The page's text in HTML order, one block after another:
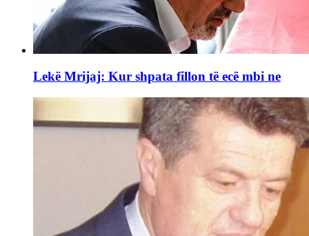
Lekë Mrijaj: Kur shpata fillon të ecë mbi ne